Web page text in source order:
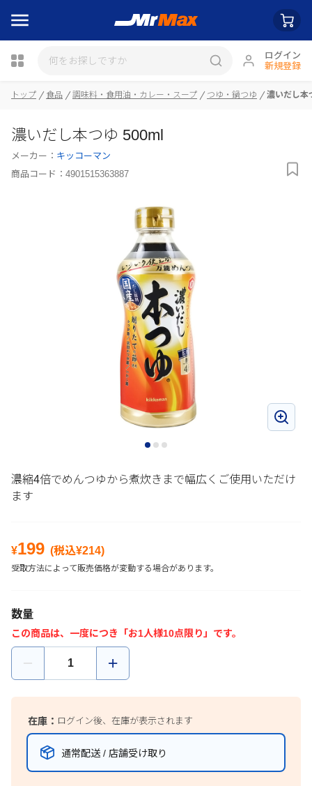
ログイン
新規登録
瓶詰
トップ 食品 調味料・食用油・カレー・スープ つゆ・鍋つゆ 濃いだし本
濃いだし本つゆ 500ml
メーカー： キッコーマン
商品コード： 4901515363887
濃縮4倍でめんつゆから煮炊きまで幅広くご使用いただけ
ます
¥199 (税込¥214)
受取方法によって販売価格が変動する場合があります。
数量
この商品は、一度につき「お1人様10点限り」です。
在庫： ログイン後、在庫が表示されます
通常配送 / 店舗受け取り